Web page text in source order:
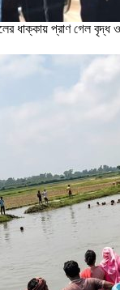
ধাক্কায় প্রাণ গেল